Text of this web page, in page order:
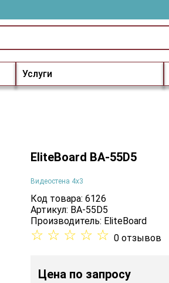
Услуги
EliteBoard BA-55D5
Видеостена 4х3
Код товара: 6126
Артикул: BA-55D5
Производитель: EliteBoard
☆ ☆ ☆ ☆ ☆ 0 отзывов
Цена по запросу